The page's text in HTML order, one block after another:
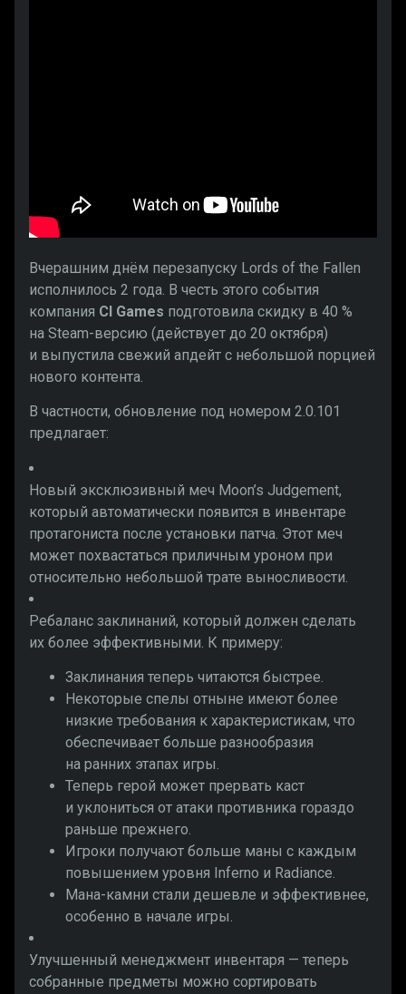
Вчерашним днём перезапуску Lords of the Fallen
исполнилось 2 года. В честь этого события
компания CI Games подготовила скидку в 40 %
на Steam-версию (действует до 20 октября)
и выпустила свежий апдейт с небольшой порцией
нового контента.
В частности, обновление под номером 2.0.101
предлагает:
Новый эксклюзивный меч Moon’s Judgement,
который автоматически появится в инвентаре
протагониста после установки патча. Этот меч
может похвастаться приличным уроном при
относительно небольшой трате выносливости.
Ребаланс заклинаний, который должен сделать
их более эффективными. К примеру:
Заклинания теперь читаются быстрее.
Некоторые спелы отныне имеют более
низкие требования к характеристикам, что
обеспечивает больше разнообразия
на ранних этапах игры.
Теперь герой может прервать каст
и уклониться от атаки противника гораздо
раньше прежнего.
Игроки получают больше маны с каждым
повышением уровня Inferno и Radiance.
Мана-камни стали дешевле и эффективнее,
особенно в начале игры.
Улучшенный менеджмент инвентаря — теперь
собранные предметы можно сортировать